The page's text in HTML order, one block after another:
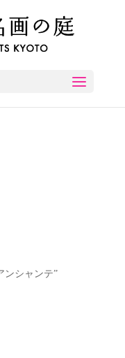
シャンテ”